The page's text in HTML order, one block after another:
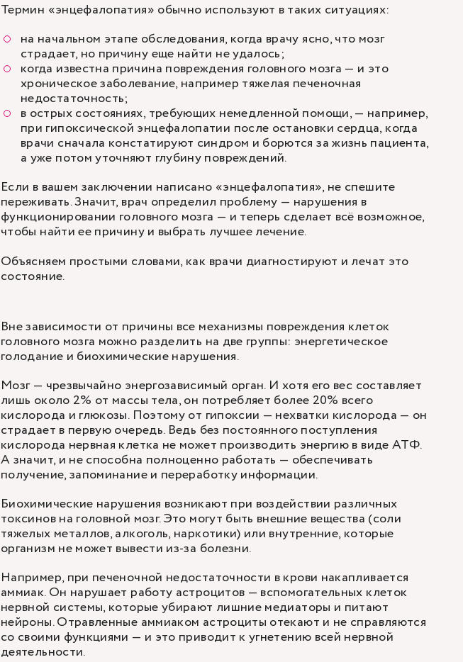
Термин «энцефалопатия» обычно используют в таких ситуациях:
на начальном этапе обследования, когда врачу ясно, что мозг
страдает, но причину еще найти не удалось;
когда известна причина повреждения головного мозга — и это
хроническое заболевание, например тяжелая печеночная
недостаточность;
в острых состояниях, требующих немедленной помощи, — например,
при гипоксической энцефалопатии после остановки сердца, когда
врачи сначала констатируют синдром и борются за жизнь пациента,
а уже потом уточняют глубину повреждений.
Если в вашем заключении написано «энцефалопатия», не спешите
переживать. Значит, врач определил проблему — нарушения в
функционировании головного мозга — и теперь сделает всё возможное,
чтобы найти ее причину и выбрать лучшее лечение.
Объясняем простыми словами, как врачи диагностируют и лечат это
состояние.
Вне зависимости от причины все механизмы повреждения клеток
головного мозга можно разделить на две группы: энергетическое
голодание и биохимические нарушения.
Мозг — чрезвычайно энергозависимый орган. И хотя его вес составляет
лишь около 2% от массы тела, он потребляет более 20% всего
кислорода и глюкозы. Поэтому от гипоксии — нехватки кислорода — он
страдает в первую очередь. Ведь без постоянного поступления
кислорода нервная клетка не может производить энергию в виде АТФ.
А значит, и не способна полноценно работать — обеспечивать
получение, запоминание и переработку информации.
Биохимические нарушения возникают при воздействии различных
токсинов на головной мозг. Это могут быть внешние вещества (соли
тяжелых металлов, алкоголь, наркотики) или внутренние, которые
организм не может вывести из-за болезни.
Например, при печеночной недостаточности в крови накапливается
аммиак. Он нарушает работу астроцитов — вспомогательных клеток
нервной системы, которые убирают лишние медиаторы и питают
нейроны. Отравленные аммиаком астроциты отекают и не справляются
со своими функциями — и это приводит к угнетению всей нервной
деятельности.